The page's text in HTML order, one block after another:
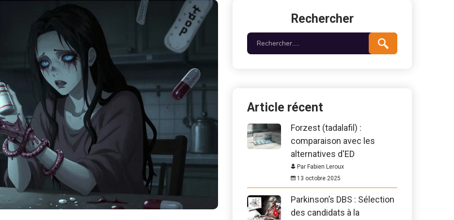
Rechercher
Article récent
Forzest (tadalafil) :
comparaison avec les
alternatives d'ED
Par Fabien Leroux
13 octobre 2025
Parkinson’s DBS : Sélection
des candidats à la